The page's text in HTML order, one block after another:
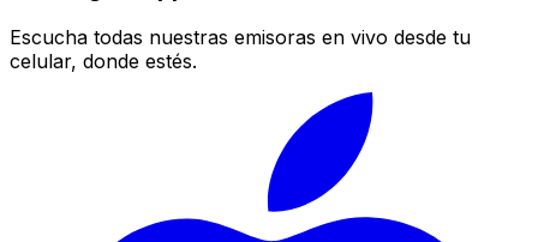
Escucha todas nuestras emisoras en vivo desde tu
celular, donde estés.